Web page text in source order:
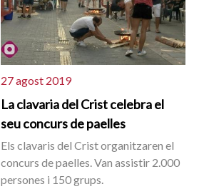
27 agost 2019
La clavaria del Crist celebra el
seu concurs de paelles
Els clavaris del Crist organitzaren el
concurs de paelles. Van assistir 2.000
persones i 150 grups.